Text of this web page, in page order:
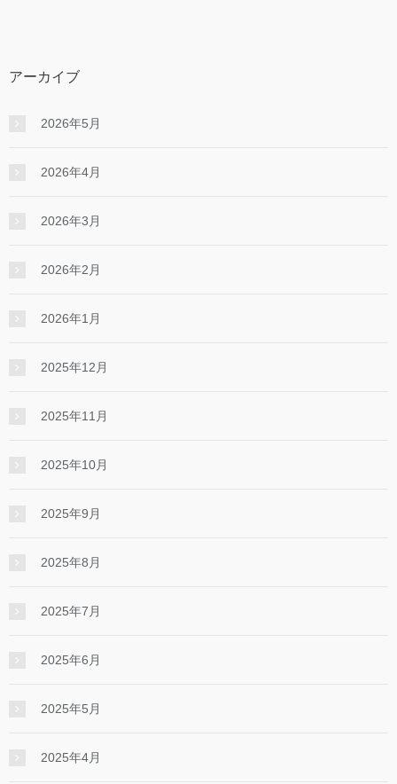
アーカイブ
2026年5月
2026年4月
2026年3月
2026年2月
2026年1月
2025年12月
2025年11月
2025年10月
2025年9月
2025年8月
2025年7月
2025年6月
2025年5月
2025年4月